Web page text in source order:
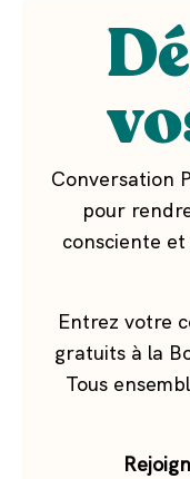
Conversation
pour
consciente
Entrez votre
gratuits à la
Tous